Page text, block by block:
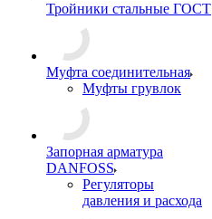
Тройники стальные ГОСТ
Муфта соединительная
Муфты грувлок
Запорная арматура
DANFOSS
Регуляторы
давления и расхода